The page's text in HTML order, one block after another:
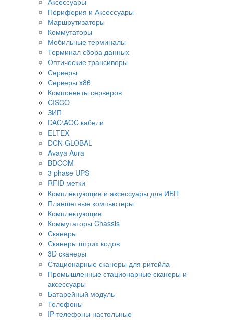
Периферия и Аксессуары
Маршрутизаторы
Коммутаторы
Мобильные терминалы
Терминал сбора данных
Оптические трансиверы
Серверы
Серверы x86
Компоненты серверов
CISCO
ЗИП
DAC\AOC кабели
ELTEX
DCN GLOBAL
Avaya Aura
BDCOM
3 phase UPS
RFID метки
Комплектующие и аксессуары для ИБП
Планшетные компьютеры
Комплектующие
Коммутаторы Chassis
Сканеры
Сканеры штрих кодов
3D сканеры
Стационарные сканеры для ритейла
Промышленные стационарные сканеры и
аксессуары
Батарейный модуль
Телефоны
IP-телефоны настольные